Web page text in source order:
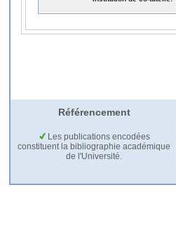
Référencement
Les publications encodées
constituent la bibliographie académique
de l'Université.